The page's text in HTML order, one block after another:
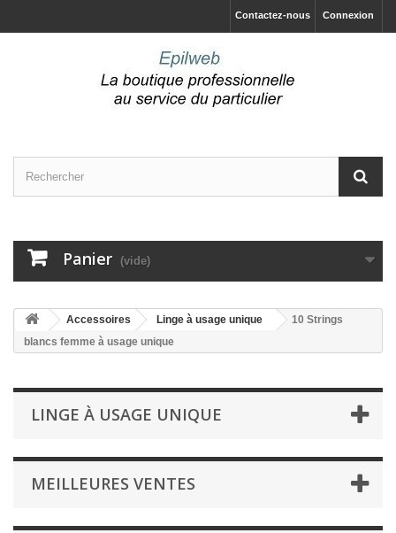
Connexion
Contactez-nous
Panier (vide)
Accessoires Linge à usage unique
10 Strings
blancs femme à usage unique
LINGE À USAGE UNIQUE
MEILLEURES VENTES